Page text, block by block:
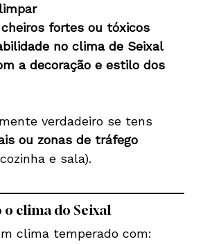
fortes ou tóxicos
no clima de Seixal
a decoração e estilo dos
verdadeiro se tens
ou zonas de tráfego
e sala).
o clima do Seixal
clima temperado com: